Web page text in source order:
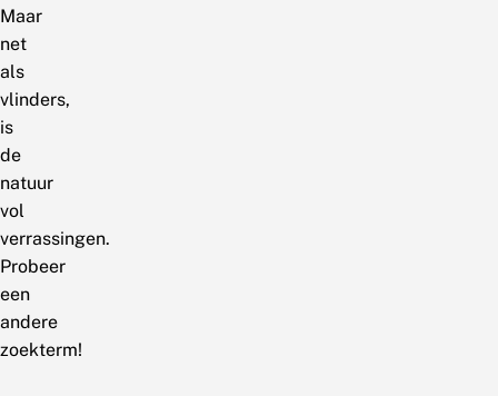
Maar
net
als
vlinders,
is
de
natuur
vol
verrassingen.
Probeer
een
andere
zoekterm!